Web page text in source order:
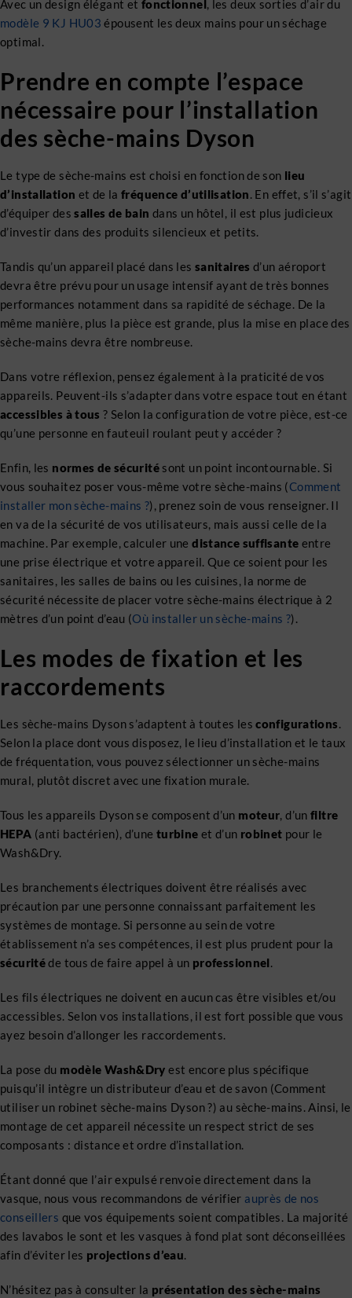
Avec un design élégant et fonctionnel, les deux sorties d’air du
modèle 9 KJ HU03 épousent les deux mains pour un séchage
optimal.
Prendre en compte l’espace
nécessaire pour l’installation
des sèche-mains Dyson
Le type de sèche-mains est choisi en fonction de son lieu
d’installation et de la fréquence d’utilisation. En effet, s’il s’agit
d’équiper dessalles de bain dans un hôtel, il est plus judicieux
d’investir dans des produits silencieux et petits.
Tandis qu’un appareil placé dans les sanitaires d’un aéroport
devra être prévu pour un usage intensif ayant de très bonnes
performances notamment dans sa rapidité de séchage. De la
même manière, plus la pièce est grande, plus la mise en place des
sèche-mains devra être nombreuse.
Dans votre réflexion, pensez également à la praticité de vos
appareils. Peuvent-ils s’adapter dans votre espace tout en étant
accessibles à tous ? Selon la configuration de votre pièce, est-ce
qu’une personne en fauteuil roulant peut y accéder ?
Enfin, les normes de sécuritésont un point incontournable. Si
vous souhaitez poser vous-même votre sèche-mains (Comment
installer mon sèche-mains ?), prenez soin de vous renseigner. Il
en va de la sécurité de vos utilisateurs, mais aussi celle de la
machine. Par exemple, calculer unedistance suffisante entre
une prise électrique et votre appareil. Que ce soient pour les
sanitaires, les salles de bains ou les cuisines, la norme de
sécurité nécessite de placer votre sèche-mains électrique à 2
mètres d’un point d’eau (Où installer un sèche-mains ?).
Les modes de fixation et les
raccordements
Les sèche-mains Dyson s’adaptent à toutes lesconfigurations.
Selon la place dont vous disposez, le lieu d’installation et le taux
de fréquentation, vous pouvez sélectionner un sèche-mains
mural, plutôt discret avec une fixation murale.
Tous les appareils Dyson se composent d’un moteur, d’un filtre
HEPA (anti bactérien), d’une turbine et d’un robinet pour le
Wash&Dry.
Les branchements électriques doivent être réalisés avec
précaution par une personne connaissant parfaitement les
systèmes de montage. Si personne au sein de votre
établissement n’a ses compétences, il est plus prudent pour la
sécuritéde tous de faire appel à un professionnel.
Les fils électriques ne doivent en aucun cas être visibles et/ou
accessibles. Selon vos installations, il est fort possible que vous
ayez besoin d’allonger les raccordements.
La pose du modèle Wash&Dry est encore plus spécifique
puisqu’il intègre un distributeur d’eau et de savon (Comment
utiliser un robinet sèche-mains Dyson ?) au sèche-mains. Ainsi, le
montage de cet appareil nécessite un respect strict de ses
composants : distance et ordre d’installation.
Étant donné que l’air expulsé renvoie directement dans la
vasque, nous vous recommandons de vérifier auprès de nos
conseillers que vos équipements soient compatibles. La majorité
des lavabos le sont et les vasques à fond plat sont déconseillées
afin d’éviter les projections d’eau.
N’hésitez pas à consulter la présentation des sèche-mains